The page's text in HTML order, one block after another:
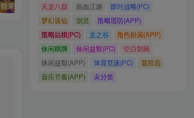
糖果庄园-家居设计v35.0
天龙八部
热血江湖
即时战略(PC)
梦幻诛仙
剑灵
策略塔防(APP)
策略站棋(PC)
龙之谷
角色扮演(APP)
休闲棋牌
休闲益智(PC)
空白剑网
休闲益智(APP)
体育竞速(PC)
冒险岛
音乐节奏(APP)
未分类